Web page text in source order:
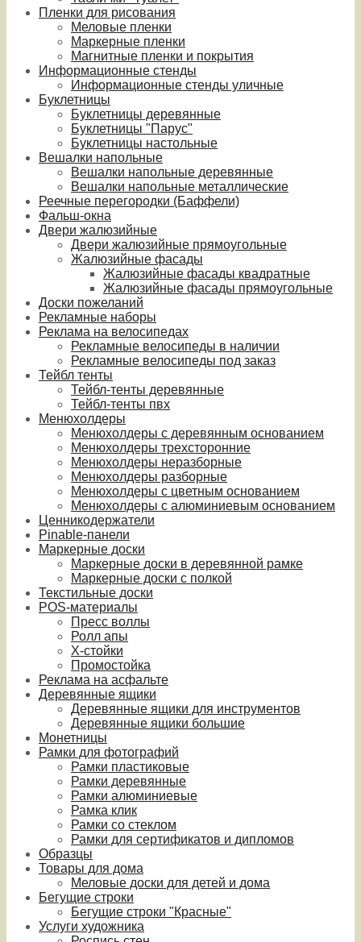
Пленки для рисования
Меловые пленки
Маркерные пленки
Магнитные пленки и покрытия
Информационные стенды
Информационные стенды уличные
Буклетницы
Буклетницы деревянные
Буклетницы "Парус"
Буклетницы настольные
Вешалки напольные
Вешалки напольные деревянные
Вешалки напольные металлические
Реечные перегородки (Баффели)
Фальш-окна
Двери жалюзийные
Двери жалюзийные прямоугольные
Жалюзийные фасады
Жалюзийные фасады квадратные
Жалюзийные фасады прямоугольные
Доски пожеланий
Рекламные наборы
Реклама на велосипедах
Рекламные велосипеды в наличии
Рекламные велосипеды под заказ
Тейбл тенты
Тейбл-тенты деревянные
Тейбл-тенты пвх
Менюхолдеры
Менюхолдеры с деревянным основанием
Менюхолдеры трехсторонние
Менюхолдеры неразборные
Менюхолдеры разборные
Менюхолдеры с цветным основанием
Менюхолдеры с алюминиевым основанием
Ценникодержатели
Pinable-панели
Маркерные доски
Маркерные доски в деревянной рамке
Маркерные доски с полкой
Текстильные доски
POS-материалы
Пресс воллы
Ролл апы
Х-стойки
Промостойка
Реклама на асфальте
Деревянные ящики
Деревянные ящики для инструментов
Деревянные ящики большие
Монетницы
Рамки для фотографий
Рамки пластиковые
Рамки деревянные
Рамки алюминиевые
Рамка клик
Рамки со стеклом
Рамки для сертификатов и дипломов
Образцы
Товары для дома
Меловые доски для детей и дома
Бегущие строки
Бегущие строки "Красные"
Услуги художника